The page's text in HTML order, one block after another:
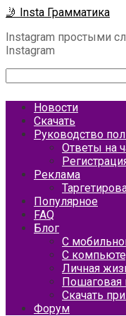
Перейти
контенту
🤳 Insta Грамматика
Instagram простыми
Instagram
Новости
Скачать
Руководство
Ответы на
Реклама
Популярное
FAQ
Блог
С
С
Личная
Пошаговая
Скачать
Форум